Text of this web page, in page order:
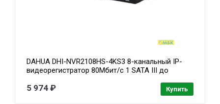
DAHUA DHI-NVR2108HS-4KS3 8-канальный IP-
видеорегистратор 80Мбит/с 1 SATA III до
видеоаналитика SMD
5 974 ₽ Купить